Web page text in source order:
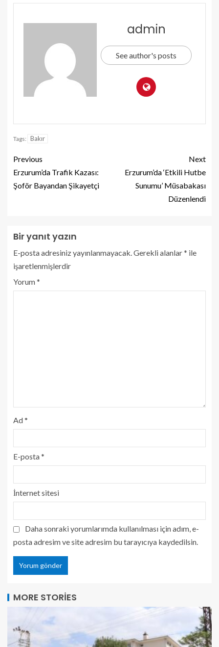
admin
See author's posts
Tags: Bakır
Previous
Erzurum’da Trafik Kazası:
Şoför Bayandan Şikayetçi
Next
Erzurum’da ‘Etkili Hutbe
Sunumu’ Müsabakası
Düzenlendi
Bir yanıt yazın
E-posta adresiniz yayınlanmayacak. Gerekli alanlar* ile
işaretlenmişlerdir
Yorum*
Ad*
E-posta*
İnternet sitesi
Daha sonraki yorumlarımda kullanılması için adım, e-
posta adresim ve site adresim bu tarayıcıya kaydedilsin.
MORE STORIES